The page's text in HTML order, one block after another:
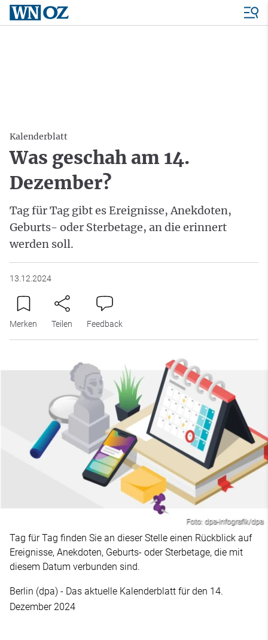
Kalenderblatt
Was geschah am 14.
Dezember?
Tag für Tag gibt es Ereignisse, Anekdoten,
Geburts- oder Sterbetage, an die erinnert
werden soll.
13.12.2024
Merken Teilen Feedback
Foto: dpa-infografik/dpa
Tag für Tag finden Sie an dieser Stelle einen Rückblick auf
Ereignisse, Anekdoten, Geburts- oder Sterbetage, die mit
diesem Datum verbunden sind.
Berlin (dpa) - Das aktuelle Kalenderblatt für den 14.
Dezember 2024